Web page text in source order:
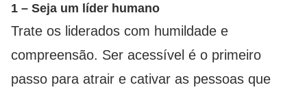
1 – Seja um líder humano
Trate os liderados com humildade e
compreensão. Ser acessível é o primeiro
passo para atrair e cativar as pessoas que